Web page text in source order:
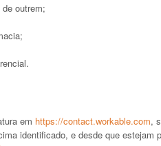
outrem;
em https://contact.workable.com,
identificado, e desde que estejam